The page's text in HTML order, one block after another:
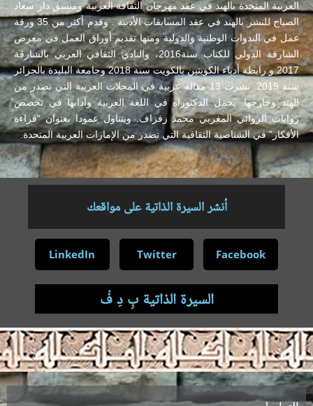
العربية المتحدة بالهند في عقد مهرجان الثقافة العربية ومنسق دار سعاد
الصباح للنشر بالهند في عقد المسابقات الأدبية . وقدم أكثر من 35 ورقة
عمل في الندوات الوطنية والدولية ومنها تقديم أوراق العمل في معرض
الشارقة الدولي للكتاب سنة2016، والنادي الثقافي العربي بالشارقة
2017 و رابطة أدباء الكويتين بالكويت سنة 2018 وجامعة البليدة بالجزائر
سنة 2019. نشرت 13 مقالة عربية في المجلات العربية التي تصدر من
الهند وخارجها. يحمل الدكتوراه في اللغة العربية وآدابها في تخصص
روايات الروائي المغربي محمد زفزاف. ويتناول عمودا بعنوان “قراءة
الأفكار” في الشناصية الثقافية التي تصدر من الإمارات العربية المتحدة.
أنشر السيرة الذاتية على مواقعك
Facebook
Twitter
LinkedIn
السيرة الذاتية بِ دِ فْ
.